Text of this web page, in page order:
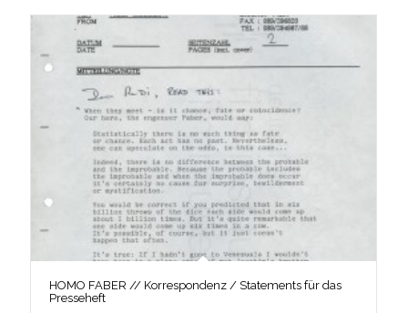
HOMO FABER // Korrespondenz / Statements für das
Presseheft